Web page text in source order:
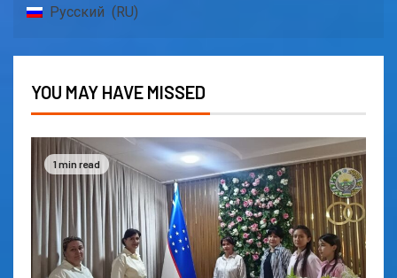
Русский
RU
YOU MAY HAVE MISSED
1 min read